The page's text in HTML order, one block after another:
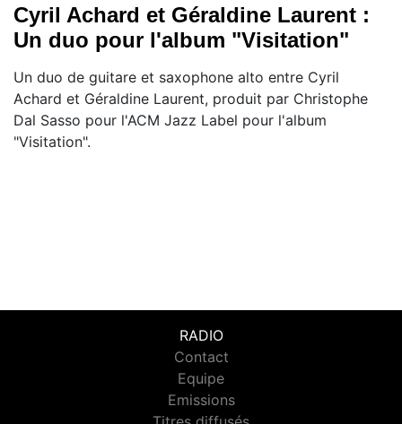
Cyril Achard et Géraldine Laurent :
Un duo pour l'album "Visitation"
Un duo de guitare et saxophone alto entre Cyril
Achard et Géraldine Laurent, produit par Christophe
Dal Sasso pour l'ACM Jazz Label pour l'album
"Visitation".
RADIO
Contact
Equipe
Emissions